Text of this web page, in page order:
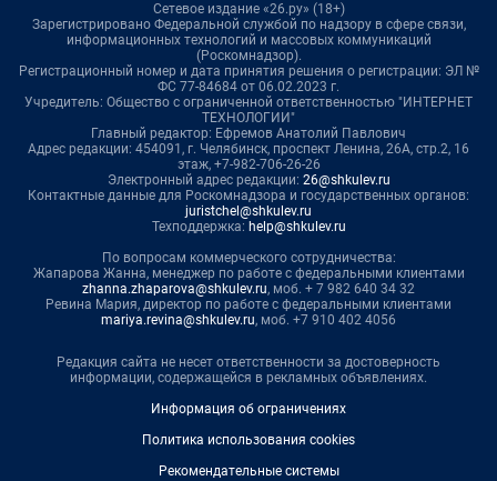
Сетевое издание «26.ру» (18+)
Зарегистрировано Федеральной службой по надзору в сфере связи,
информационных технологий и массовых коммуникаций
(Роскомнадзор).
Регистрационный номер и дата принятия решения о регистрации: ЭЛ №
ФС 77-84684 от 06.02.2023 г.
Учредитель: Общество с ограниченной ответственностью "ИНТЕРНЕТ
ТЕХНОЛОГИИ"
Главный редактор: Ефремов Анатолий Павлович
Адрес редакции: 454091, г. Челябинск, проспект Ленина, 26А, стр.2, 16
этаж, +7-982-706-26-26
Электронный адрес редакции: 26@shkulev.ru
Контактные данные для Роскомнадзора и государственных органов:
juristchel@shkulev.ru
Техподдержка: help@shkulev.ru
По вопросам коммерческого сотрудничества:
Жапарова Жанна, менеджер по работе с федеральными клиентами
zhanna.zhaparova@shkulev.ru, моб. + 7 982 640 34 32
Ревина Мария, директор по работе с федеральными клиентами
mariya.revina@shkulev.ru, моб. +7 910 402 4056
Редакция сайта не несет ответственности за достоверность
информации, содержащейся в рекламных объявлениях.
Информация об ограничениях
Политика использования cookies
Рекомендательные системы